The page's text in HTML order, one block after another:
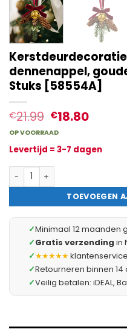
dennenappel,
Stuks [58554A]
€21.99 €18.80
OP VOORRAAD
Levertijd = 3-7 dagen
Kerstdeurdecoratie -
TOEVOEGEN
✓Minimaal 12 maanden
✓Gratis verzending in
✓★★★★★klantenservice
✓Retourneren binnen 14
✓Veilig betalen: iDEAL,